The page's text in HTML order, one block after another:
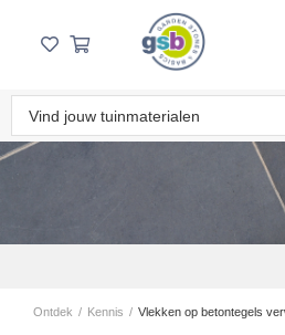
Ontdek / Kennis / Vlekken op betontegels